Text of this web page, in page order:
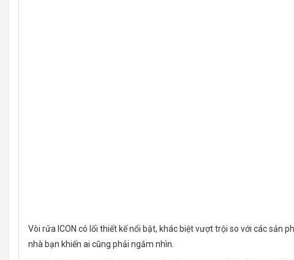
Vòi rửa ICON có lối thiết kế nổi bật, khác biệt vượt trội so với các
nhà bạn khiến ai cũng phải ngắm nhìn.